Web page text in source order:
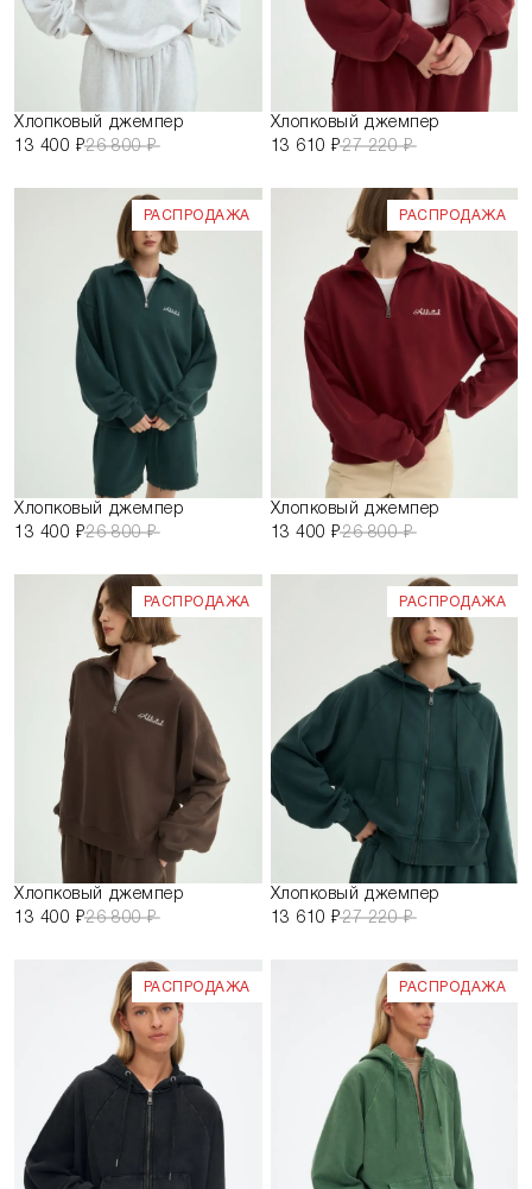
Хлопковый джемпер
13 400 ₽26 800 ₽
Хлопковый джемпер
13 610 ₽27 220 ₽
РАСПРОДАЖА
Хлопковый джемпер
13 400 ₽26 800 ₽
РАСПРОДАЖА
Хлопковый джемпер
13 400 ₽26 800 ₽
РАСПРОДАЖА
Хлопковый джемпер
13 400 ₽26 800 ₽
РАСПРОДАЖА
Хлопковый джемпер
13 610 ₽27 220 ₽
РАСПРОДАЖА РАСПРОДАЖА